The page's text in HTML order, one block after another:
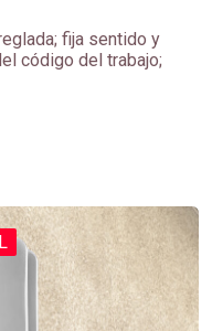
fija sentido y
código del trabajo;